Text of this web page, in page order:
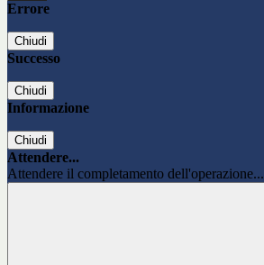
Errore
Chiudi
Successo
Chiudi
Informazione
Chiudi
Attendere...
Attendere il completamento dell'operazione...